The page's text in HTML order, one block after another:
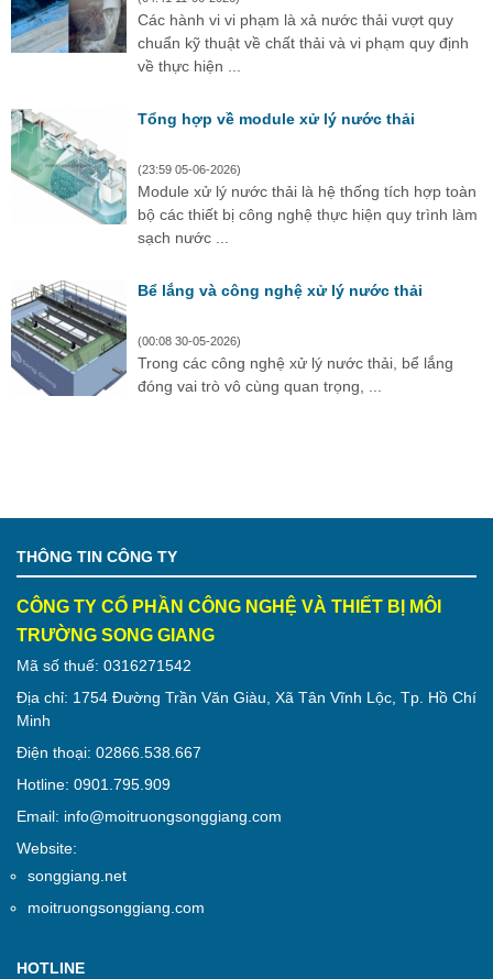
Các hành vi vi phạm là xả nước thải vượt quy
chuẩn kỹ thuật về chất thải và vi phạm quy định
về thực hiện ...
Tổng hợp về module xử lý nước thải
(23:59 05-06-2026)
Module xử lý nước thải là hệ thống tích hợp toàn
bộ các thiết bị công nghệ thực hiện quy trình làm
sạch nước ...
Bể lắng và công nghệ xử lý nước thải
(00:08 30-05-2026)
Trong các công nghệ xử lý nước thải, bể lắng
đóng vai trò vô cùng quan trọng, ...
THÔNG TIN CÔNG TY
CÔNG TY CỔ PHẦN CÔNG NGHỆ VÀ THIẾT BỊ MÔI
TRƯỜNG SONG GIANG
Mã số thuế: 0316271542
Địa chỉ: 1754 Đường Trần Văn Giàu, Xã Tân Vĩnh Lộc, Tp. Hồ Chí
Minh
Điện thoại: 02866.538.667
Hotline: 0901.795.909
Email: info@moitruongsonggiang.com
Website:
songgiang.net
moitruongsonggiang.com
HOTLINE